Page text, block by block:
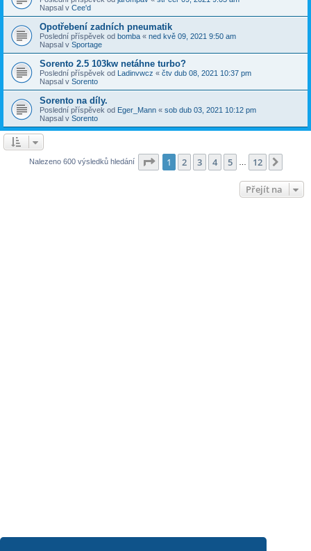
Napsal v Cee'd
Opotřebení zadních pneumatik
Poslední příspěvek od bomba « ned kvě 09, 2021 9:50 am
Napsal v Sportage
Sorento 2.5 103kw netáhne turbo?
Poslední příspěvek od Ladinvwcz « čtv dub 08, 2021 10:37 pm
Napsal v Sorento
Sorento na díly.
Poslední příspěvek od Eger_Mann « sob dub 03, 2021 10:12 pm
Napsal v Sorento
Nalezeno 600 výsledků hledání Stránka z 12
1 2 3 4 5 12
Přejít na